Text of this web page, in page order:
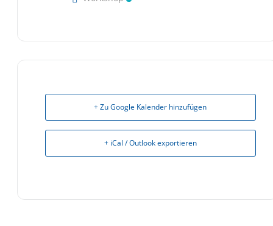
+ Zu Google Kalender hinzufügen
+ iCal / Outlook exportieren